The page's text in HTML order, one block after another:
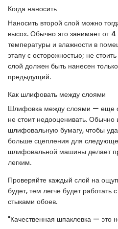
Когда наносить
Наносить второй слой можно
высох. Обычно это занимает от
температуры и влажности в
этапу с осторожностью; не
слой должен быть нанесен
предыдущий.
Как шлифовать между слоями
Шлифовка между слоями — еще
не стоит недооценивать. Обычно
шлифовальную бумагу, чтобы
больше сцепления для
шлифовальной машины делает
легким.
Проверяйте каждый слой на
будет, тем легче будет
стыками обоев.
"Качественная шпаклевка — это